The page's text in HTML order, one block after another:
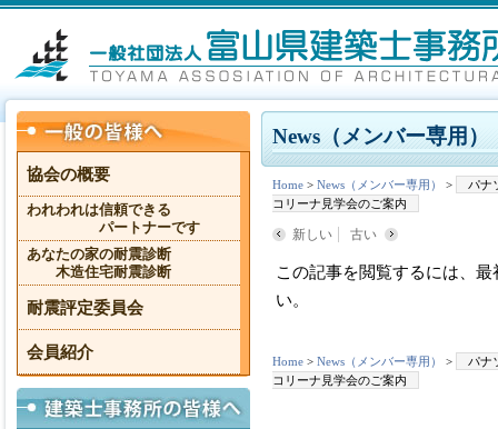
News（メンバー専用）
Home > News（メンバー専用） >
パナ
コリーナ見学会のご案内
新しい 古い
この記事を閲覧するには、
い。
Home > News（メンバー専用） >
パナ
コリーナ見学会のご案内
協会の概要
われわれは信頼できる
パートナーです
あなたの家の耐震診断
木造住宅耐震診断
耐震評定委員会
会員紹介